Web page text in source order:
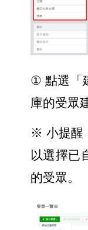
① 點選「
庫的受眾
※ 小提醒
以選擇已
的受眾。